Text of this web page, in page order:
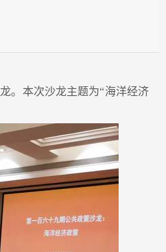
。本次沙龙主题为“海洋经济